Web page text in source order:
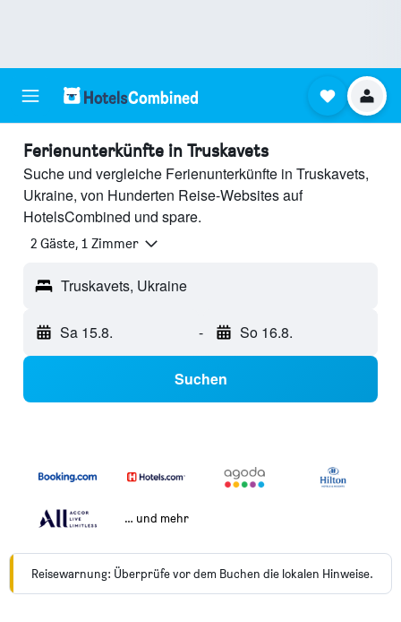
Ferienunterkünfte in Truskavets
Suche und vergleiche Ferienunterkünfte in Truskavets,
Ukraine, von Hunderten Reise-Websites auf
HotelsCombined und spare.
2 Gäste, 1 Zimmer
Truskavets, Ukraine
Sa 15.8. - So 16.8.
Suchen
… und mehr
Reisewarnung: Überprüfe vor dem Buchen die lokalen Hinweise.